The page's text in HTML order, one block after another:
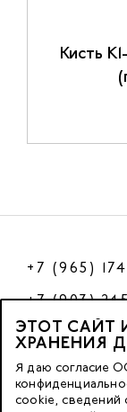
Кисть
+7 (965)
+7 (903)
РФ
© 2023 Nano
ЭТОТ САЙТ
ХРАНЕНИЯ
Я даю согласие
cookie, сведений